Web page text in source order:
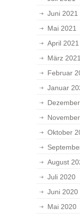
Juni 2021
Mai 2021
April 2021
März 2021
Februar
Januar
Oktober
August
Juli 2020
Juni 2020
Mai 2020